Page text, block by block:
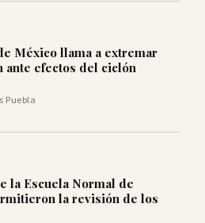
México llama a extremar
ante efectos del ciclón
Puebla
la Escuela Normal de
la revisión de los